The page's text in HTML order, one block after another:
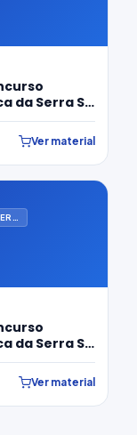
da Serra SP
Ams
Ver material
da Serra SP
Ver material